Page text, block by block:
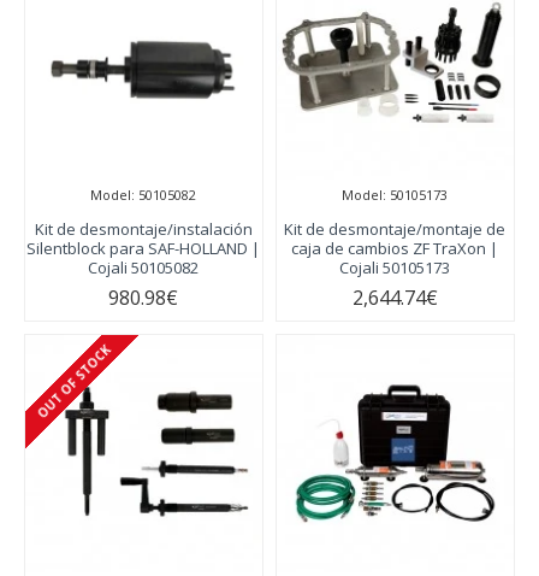
Model: 50105082
Kit de desmontaje/instalación
Silentblock para SAF-HOLLAND |
Cojali 50105082
980.98€
Model: 50105173
Kit de desmontaje/montaje de
caja de cambios ZF TraXon |
Cojali 50105173
2,644.74€
OUT OF STOCK